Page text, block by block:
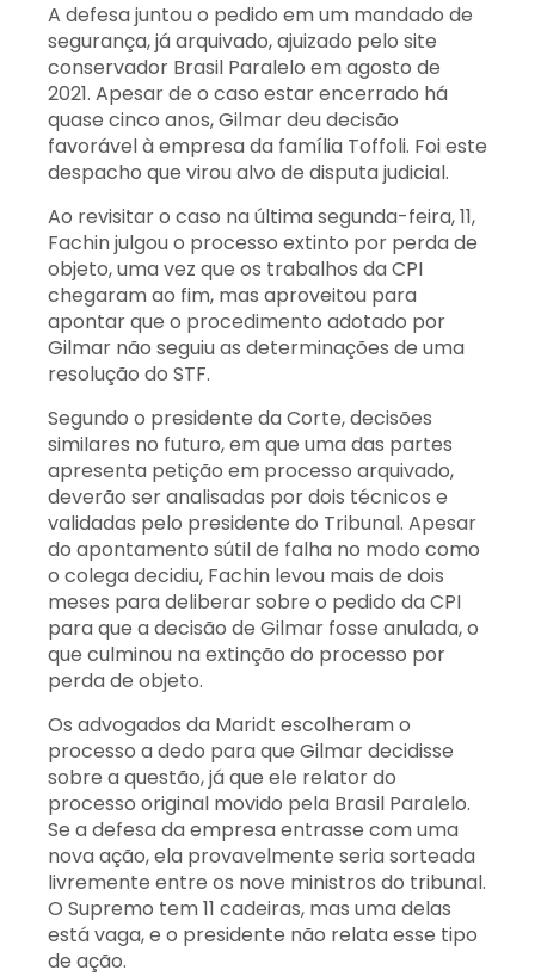
A defesa juntou o pedido em um mandado de
segurança, já arquivado, ajuizado pelo site
conservador Brasil Paralelo em agosto de
2021. Apesar de o caso estar encerrado há
quase cinco anos, Gilmar deu decisão
favorável à empresa da família Toffoli. Foi este
despacho que virou alvo de disputa judicial.
Ao revisitar o caso na última segunda-feira, 11,
Fachin julgou o processo extinto por perda de
objeto, uma vez que os trabalhos da CPI
chegaram ao fim, mas aproveitou para
apontar que o procedimento adotado por
Gilmar não seguiu as determinações de uma
resolução do STF.
Segundo o presidente da Corte, decisões
similares no futuro, em que uma das partes
apresenta petição em processo arquivado,
deverão ser analisadas por dois técnicos e
validadas pelo presidente do Tribunal. Apesar
do apontamento sútil de falha no modo como
o colega decidiu, Fachin levou mais de dois
meses para deliberar sobre o pedido da CPI
para que a decisão de Gilmar fosse anulada, o
que culminou na extinção do processo por
perda de objeto.
Os advogados da Maridt escolheram o
processo a dedo para que Gilmar decidisse
sobre a questão, já que ele relator do
processo original movido pela Brasil Paralelo.
Se a defesa da empresa entrasse com uma
nova ação, ela provavelmente seria sorteada
livremente entre os nove ministros do tribunal.
O Supremo tem 11 cadeiras, mas uma delas
está vaga, e o presidente não relata esse tipo
de ação.